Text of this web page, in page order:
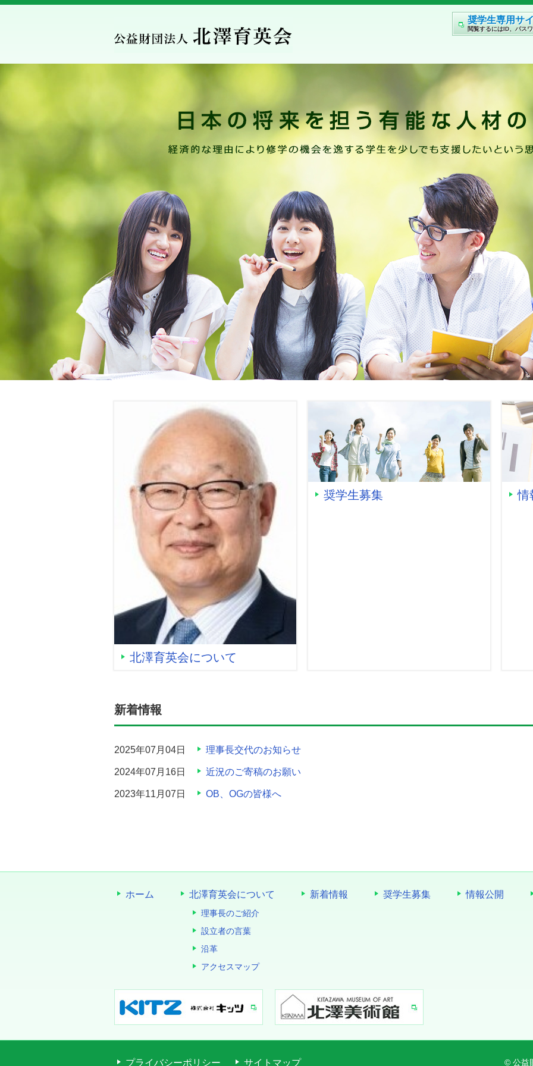
奨学生専用サ
閲覧するにはID、パス
北澤育英会について
奨学生募集 情
新着情報
2025年07月04日 理事長交代のお知らせ
2024年07月16日 近況のご寄稿のお願い
2023年11月07日 OB、OGの皆様へ
ホーム 北澤育英会について
理事長のご紹介
設立者の言葉
沿革
アクセスマップ
新着情報 奨学生募集 情報公開
プライバシーポリシー サイトマップ © 公益